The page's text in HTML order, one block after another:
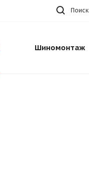
Поиск
Шиномонтаж